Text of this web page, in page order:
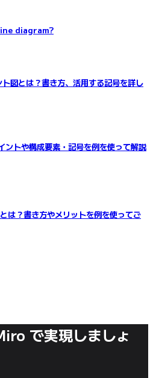
diagram?
図とは？書き方、活用する記号を詳し
ントや構成要素・記号を例を使って解説
は？書き方やメリットを例を使ってご
で実現しましょ